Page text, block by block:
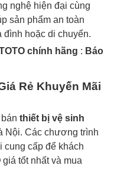
nghệ hiện đại cùng
sản phẩm an toàn
đình hoặc di chuyển.
chính hãng : Báo
Rẻ Khuyến Mãi
thiết bị vệ sinh
Nội. Các chương trình
cung cấp để khách
giá tốt nhất và mua